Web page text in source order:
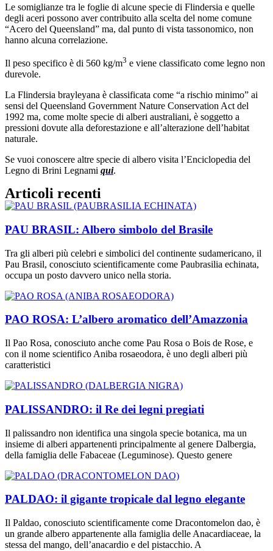
Le somiglianze tra le foglie di alcune specie di Flindersia e quelle
degli aceri possono aver contribuito alla scelta del nome comune
“Acero del Queensland” ma, dal punto di vista tassonomico, non
hanno alcuna correlazione.
Il peso specifico è di 560 kg/m3 e viene classificato come legno non
durevole.
La Flindersia brayleyana è classificata come “a rischio minimo” ai
sensi del Queensland Government Nature Conservation Act del
1992 ma, come molte specie di alberi australiani, è soggetto a
pressioni dovute alla deforestazione e all’alterazione dell’habitat
naturale.
Se vuoi conoscere altre specie di albero visita l’Enciclopedia del
Legno di Brini Legnami qui.
Articoli recenti
PAU BRASIL: Albero simbolo del Brasile
Tra gli alberi più celebri e simbolici del continente sudamericano, il
Pau Brasil, conosciuto scientificamente come Paubrasilia echinata,
occupa un posto davvero unico nella storia.
PAO ROSA: L’albero aromatico dell’Amazzonia
Il Pao Rosa, conosciuto anche come Pau Rosa o Bois de Rose, e
con il nome scientifico Aniba rosaeodora, è uno degli alberi più
caratteristici
PALISSANDRO: il Re dei legni pregiati
Il palissandro non identifica una singola specie botanica, ma un
insieme di alberi appartenenti principalmente al genere Dalbergia,
della famiglia delle Fabaceae (Leguminose). Questo genere
PALDAO: il gigante tropicale dal legno elegante
Il Paldao, conosciuto scientificamente come Dracontomelon dao, è
un grande albero appartenente alla famiglia delle Anacardiaceae, la
stessa del mango, dell’anacardio e del pistacchio. A